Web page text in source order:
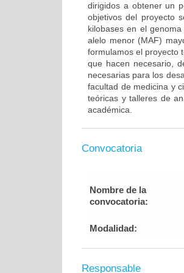
dirigidos a obtener un
objetivos del proyecto
kilobases en el
alelo menor (MAF)
formulamos el proyecto
que hacen necesario,
necesarias para los
facultad de medicina y
teóricas y talleres de
académica.
Convocatoria
Nombre de la
convocatoria:
Modalidad:
Responsable